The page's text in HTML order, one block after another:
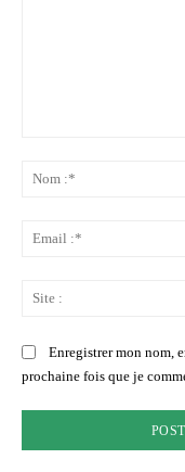
Enregistrer mon nom,
prochaine fois que je